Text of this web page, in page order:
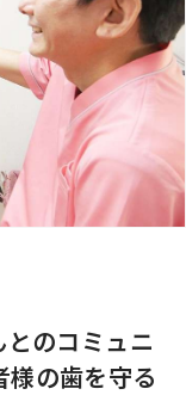
とのコミュニ
の歯を守る